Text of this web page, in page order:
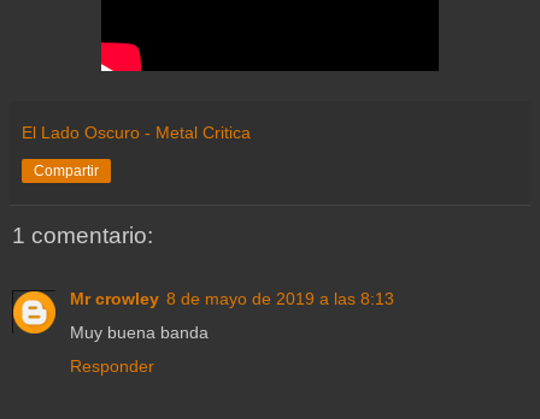
El Lado Oscuro - Metal Critica
Compartir
1 comentario:
Mr crowley 8 de mayo de 2019 a las 8:13
Muy buena banda
Responder